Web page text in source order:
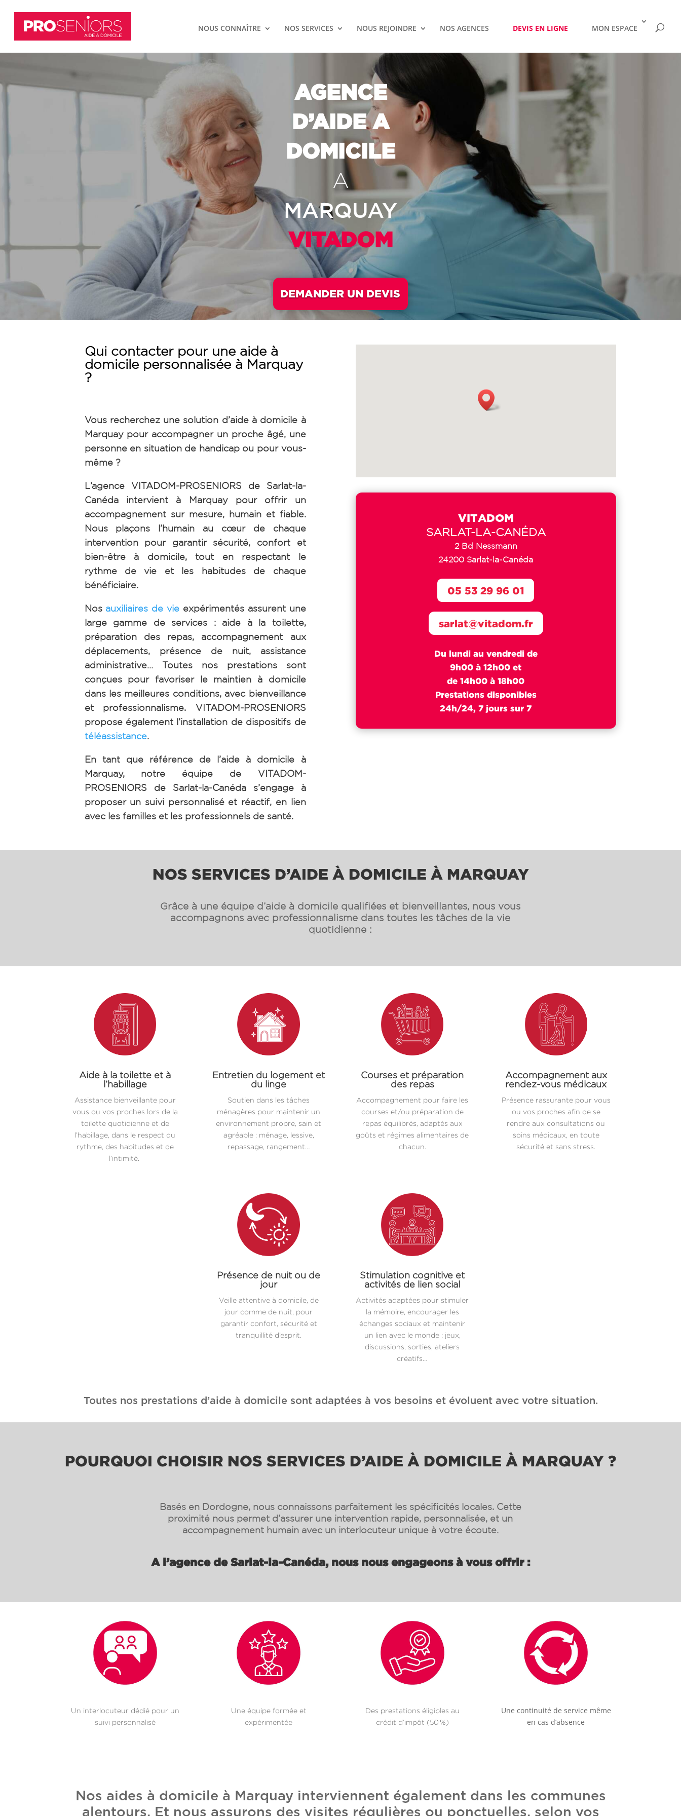
NOUS CONNAÎTRE NOS SERVICES NOUS REJOINDRE NOS AGENCES DEVIS EN LIGNE MON ESPACE
AGENCE
D’AIDE A
DOMICILE
A
MARQUAY
VITADOM
DEMANDER UN DEVIS
Qui contacter pour une aide à
domicile personnalisée à Marquay
?
Vous recherchez une solution d’aide à domicile à
Marquay pour accompagner un proche âgé, une
personne en situation de handicap ou pour vous-
même ?
L’agence VITADOM-PROSENIORS de Sarlat-la-
Canéda intervient à Marquay pour offrir un
accompagnement sur mesure, humain et fiable.
Nous plaçons l’humain au cœur de chaque
intervention pour garantir sécurité, confort et
bien-être à domicile, tout en respectant le
rythme de vie et les habitudes de chaque
bénéficiaire.
Nos auxiliaires de vie expérimentés assurent une
large gamme de services : aide à la toilette,
préparation des repas, accompagnement aux
déplacements, présence de nuit, assistance
administrative… Toutes nos prestations sont
conçues pour favoriser le maintien à domicile
dans les meilleures conditions, avec bienveillance
et professionnalisme. VITADOM-PROSENIORS
propose également l’installation de dispositifs de
téléassistance.
En tant que référence de l’aide à domicile à
Marquay, notre équipe de VITADOM-
PROSENIORS de Sarlat-la-Canéda s’engage à
proposer un suivi personnalisé et réactif, en lien
avec les familles et les professionnels de santé.
VITADOM
SARLAT-LA-CANÉDA
2 Bd Nessmann
24200 Sarlat-la-Canéda
Du lundi au vendredi de
9h00 à 12h00 et
de 14h00 à 18h00
Prestations disponibles
24h/24, 7 jours sur 7
sarlat@vitadom.fr
05 53 29 96 01
NOS SERVICES D’AIDE À DOMICILE À MARQUAY
Grâce à une équipe d’aide à domicile qualifiées et bienveillantes, nous vous
accompagnons avec professionnalisme dans toutes les tâches de la vie
quotidienne :
Aide à la toilette et à
l’habillage
Assistance bienveillante pour
vous ou vos proches lors de la
toilette quotidienne et de
l’habillage, dans le respect du
rythme, des habitudes et de
l’intimité.
Entretien du logement et
du linge
Soutien dans les tâches
ménagères pour maintenir un
environnement propre, sain et
agréable : ménage, lessive,
repassage, rangement…
Courses et préparation
des repas
Accompagnement pour faire les
courses et/ou préparation de
repas équilibrés, adaptés aux
goûts et régimes alimentaires de
chacun.
Accompagnement aux
rendez-vous médicaux
Présence rassurante pour vous
ou vos proches afin de se
rendre aux consultations ou
soins médicaux, en toute
sécurité et sans stress.
Présence de nuit ou de
jour
Veille attentive à domicile, de
jour comme de nuit, pour
garantir confort, sécurité et
tranquillité d’esprit.
Stimulation cognitive et
activités de lien social
Activités adaptées pour stimuler
la mémoire, encourager les
échanges sociaux et maintenir
un lien avec le monde : jeux,
discussions, sorties, ateliers
créatifs…
Toutes nos prestations d’aide à domicile sont adaptées à vos besoins et évoluent avec votre situation.
POURQUOI CHOISIR NOS SERVICES D’AIDE À DOMICILE À MARQUAY ?
Basés en Dordogne, nous connaissons parfaitement les spécificités locales. Cette
proximité nous permet d’assurer une intervention rapide, personnalisée, et un
accompagnement humain avec un interlocuteur unique à votre écoute.
A l’agence de Sarlat-la-Canéda, nous nous engageons à vous offrir :
Un interlocuteur dédié pour un
suivi personnalisé
Une équipe formée et
expérimentée
Des prestations éligibles au
crédit d’impôt (50 %)
Une continuité de service même
en cas d’absence
Nos aides à domicile à Marquay interviennent également dans les communes
alentours. Et nous assurons des visites régulières ou ponctuelles, selon vos